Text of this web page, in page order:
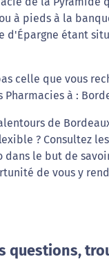
à pieds à la
d'Épargne étant
celle que vous
à :
de
? Consultez
dans le but de
de vous y
questions,